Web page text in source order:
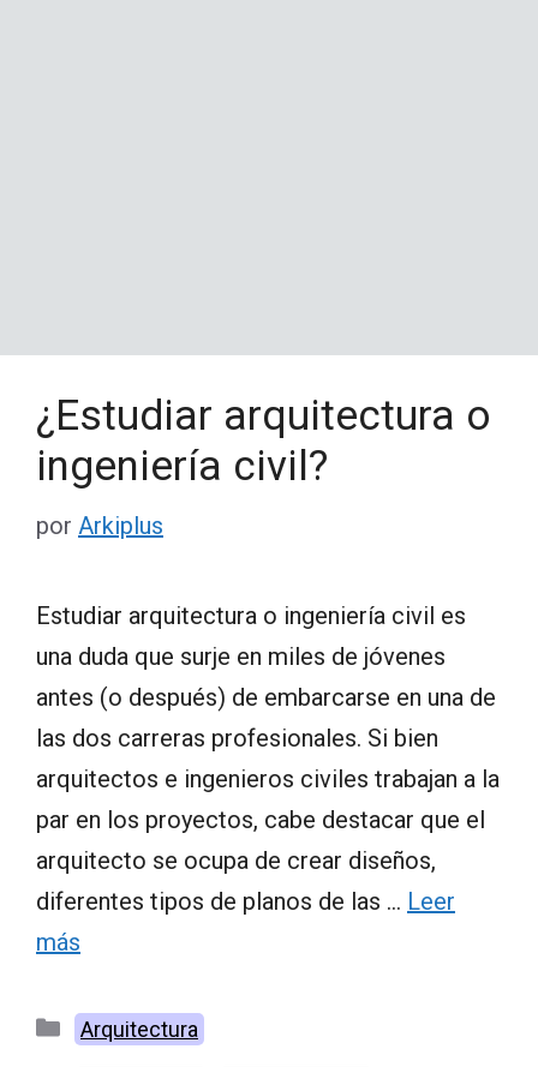
¿Estudiar arquitectura o
ingeniería civil?
por Arkiplus
Estudiar arquitectura o ingeniería civil es
una duda que surje en miles de jóvenes
antes (o después) de embarcarse en una de
las dos carreras profesionales. Si bien
arquitectos e ingenieros civiles trabajan a la
par en los proyectos, cabe destacar que el
arquitecto se ocupa de crear diseños,
diferentes tipos de planos de las … Leer
más
Categorías
Arquitectura